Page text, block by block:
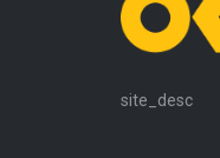
site_desc